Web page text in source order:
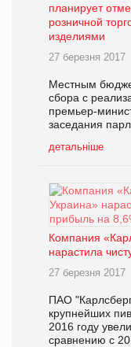
планирует
розничной
изделиями
27 березня 2017
Местным
сбора с
премьер-
заседания
детальніше
Компания
нарастила
27 березня 2017
ПАО
крупнейших
2016 году
сравнению с